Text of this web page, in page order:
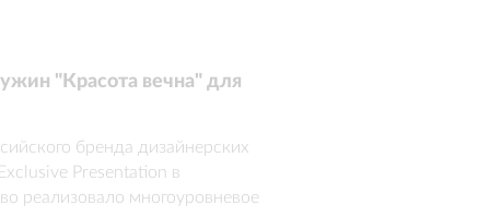
"Красота вечна" для
бренда дизайнерских
Presentation в
реализовало многоуровневое